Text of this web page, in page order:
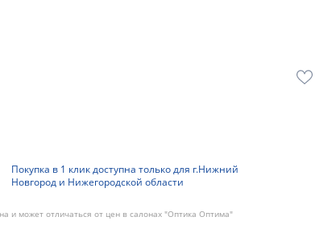
Покупка в 1 клик доступна только для г.Нижний
Новгород и Нижегородской области
и может отличаться от цен в салонах "Оптика Оптима"